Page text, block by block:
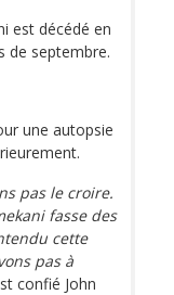
est décédé en
de septembre.
une autopsie
pas le croire.
fasse des
cette
pas à
confié John